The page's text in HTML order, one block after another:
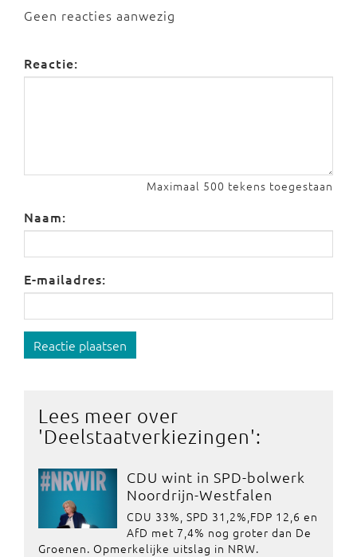
Geen reacties aanwezig
Reactie:
Maximaal 500 tekens toegestaan
Naam:
E-mailadres:
Reactie plaatsen
Lees meer over
'Deelstaatverkiezingen':
CDU wint in SPD-bolwerk
Noordrijn-Westfalen
CDU 33%, SPD 31,2%,FDP 12,6 en
AfD met 7,4% nog groter dan De
Groenen. Opmerkelijke uitslag in NRW.